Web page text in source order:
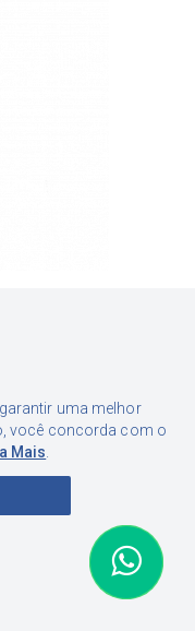
uma melhor
você concorda com o
Mais